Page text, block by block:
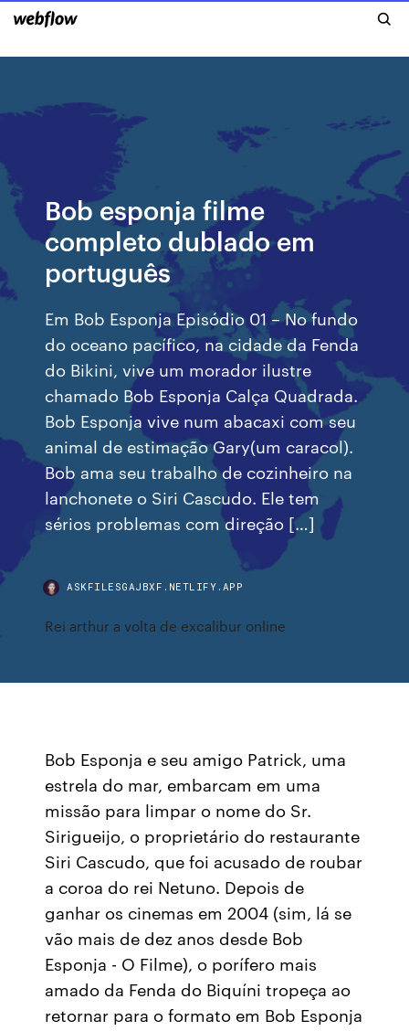
Bob esponja filme
completo dublado em
português
Em Bob Esponja Episódio 01 – No fundo
do oceano pacífico, na cidade da Fenda
do Bikini, vive um morador ilustre
chamado Bob Esponja Calça Quadrada.
Bob Esponja vive num abacaxi com seu
animal de estimação Gary(um caracol).
Bob ama seu trabalho de cozinheiro na
lanchonete o Siri Cascudo. Ele tem
sérios problemas com direção […]
ASKFILESGAJBXF.NETLIFY.APP
Rei arthur a volta de excalibur online
Bob Esponja e seu amigo Patrick, uma
estrela do mar, embarcam em uma
missão para limpar o nome do Sr.
Sirigueijo, o proprietário do restaurante
Siri Cascudo, que foi acusado de roubar
a coroa do rei Netuno. Depois de
ganhar os cinemas em 2004 (sim, lá se
vão mais de dez anos desde Bob
Esponja - O Filme), o porífero mais
amado da Fenda do Biquíni tropeça ao
retornar para o formato em Bob Esponja